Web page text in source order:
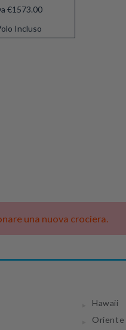
€1573.00
Incluso
una nuova crociera.
Hawaii
Oriente